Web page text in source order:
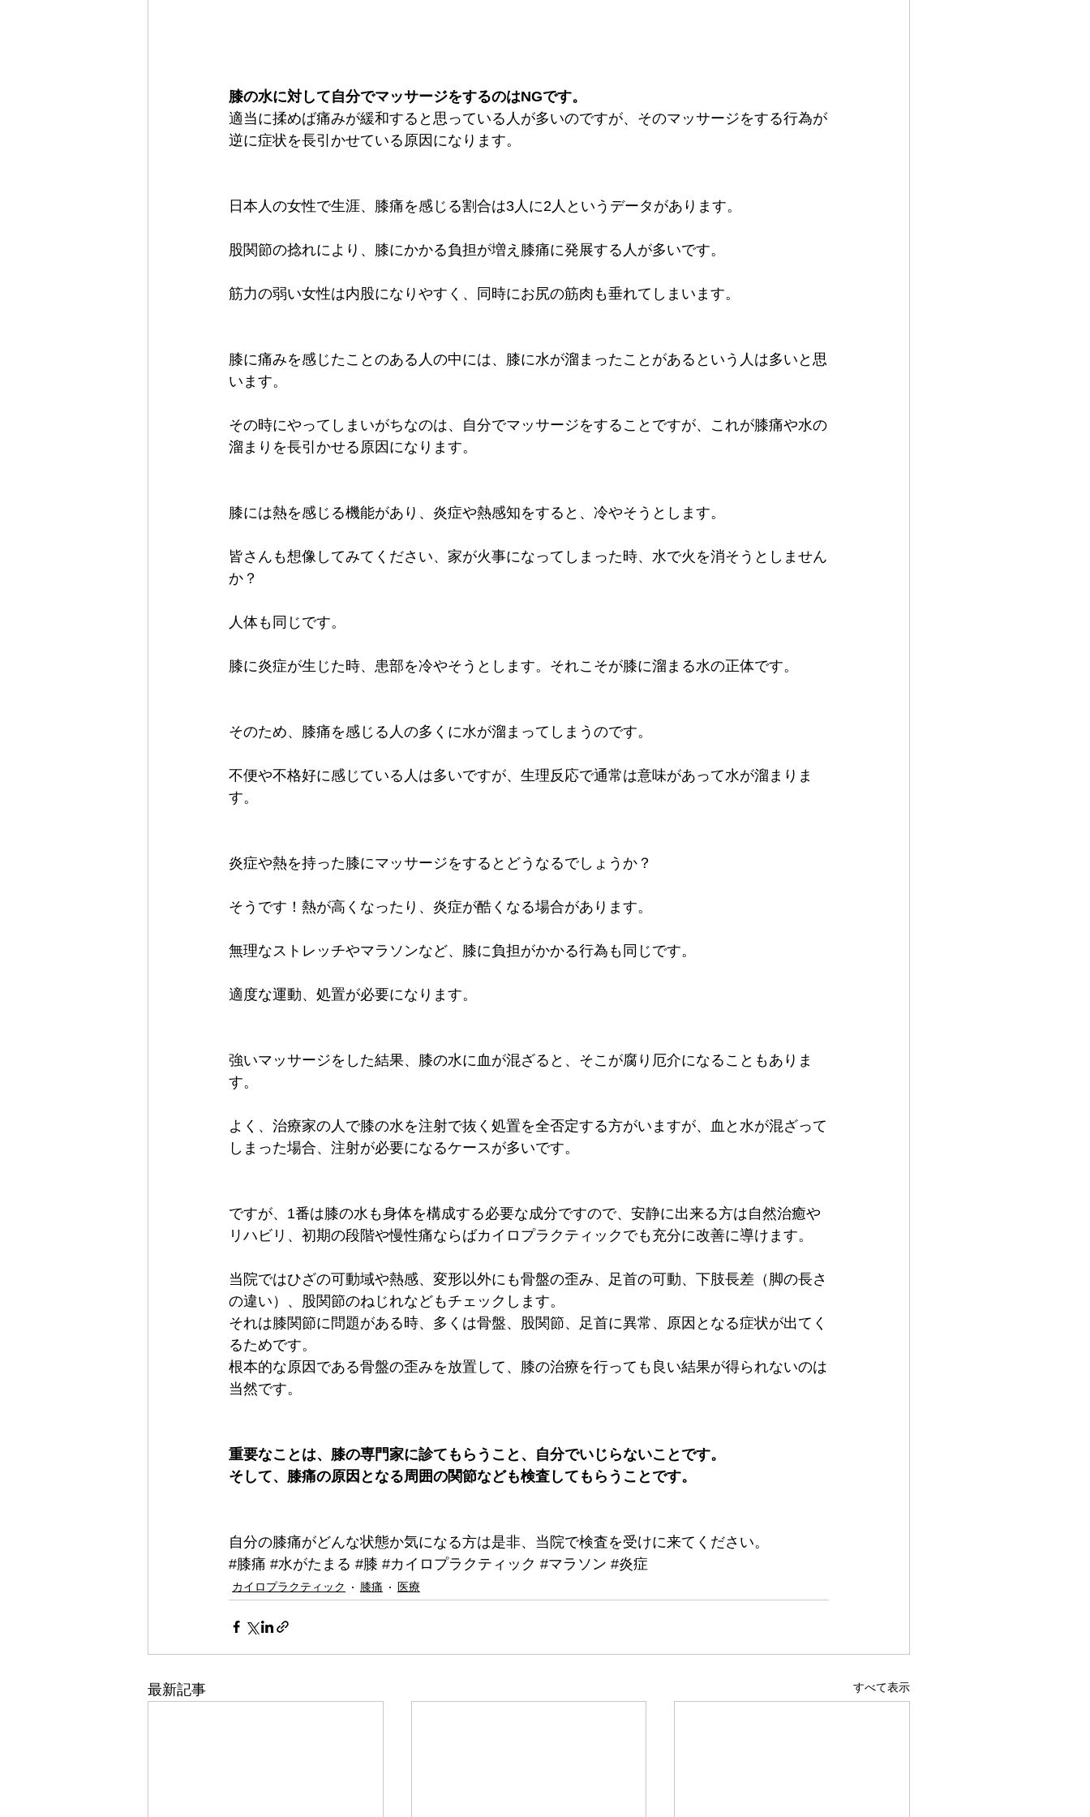
膝の水に対して自分でマッサージをするのはNGです。
適当に揉めば痛みが緩和すると思っている人が多いのですが、そのマッサージをする行為が
逆に症状を長引かせている原因になります。
日本人の女性で生涯、膝痛を感じる割合は3人に2人というデータがあります。
股関節の捻れにより、膝にかかる負担が増え膝痛に発展する人が多いです。
筋力の弱い女性は内股になりやすく、同時にお尻の筋肉も垂れてしまいます。
膝に痛みを感じたことのある人の中には、膝に水が溜まったことがあるという人は多いと思
います。
その時にやってしまいがちなのは、自分でマッサージをすることですが、これが膝痛や水の
溜まりを長引かせる原因になります。
膝には熱を感じる機能があり、炎症や熱感知をすると、冷やそうとします。
皆さんも想像してみてください、家が火事になってしまった時、水で火を消そうとしません
か？
人体も同じです。
膝に炎症が生じた時、患部を冷やそうとします。それこそが膝に溜まる水の正体です。
そのため、膝痛を感じる人の多くに水が溜まってしまうのです。
不便や不格好に感じている人は多いですが、生理反応で通常は意味があって水が溜まりま
す。
炎症や熱を持った膝にマッサージをするとどうなるでしょうか？
そうです！熱が高くなったり、炎症が酷くなる場合があります。
無理なストレッチやマラソンなど、膝に負担がかかる行為も同じです。
適度な運動、処置が必要になります。
強いマッサージをした結果、膝の水に血が混ざると、そこが腐り厄介になることもありま
す。
よく、治療家の人で膝の水を注射で抜く処置を全否定する方がいますが、血と水が混ざって
しまった場合、注射が必要になるケースが多いです。
ですが、1番は膝の水も身体を構成する必要な成分ですので、安静に出来る方は自然治癒や
リハビリ、初期の段階や慢性痛ならばカイロプラクティックでも充分に改善に導けます。
当院ではひざの可動域や熱感、変形以外にも骨盤の歪み、足首の可動、下肢長差（脚の長さ
の違い）、股関節のねじれなどもチェックします。
それは膝関節に問題がある時、多くは骨盤、股関節、足首に異常、原因となる症状が出てく
るためです。
根本的な原因である骨盤の歪みを放置して、膝の治療を行っても良い結果が得られないのは
当然です。
重要なことは、膝の専門家に診てもらうこと、自分でいじらないことです。
そして、膝痛の原因となる周囲の関節なども検査してもらうことです。
自分の膝痛がどんな状態か気になる方は是非、当院で検査を受けに来てください。
#膝痛 #水がたまる #膝 #カイロプラクティック #マラソン #炎症
カイロプラクティック 膝痛 医療
最新記事 すべて表示